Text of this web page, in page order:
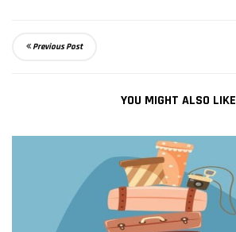
Previous Post
YOU MIGHT ALSO LIKE